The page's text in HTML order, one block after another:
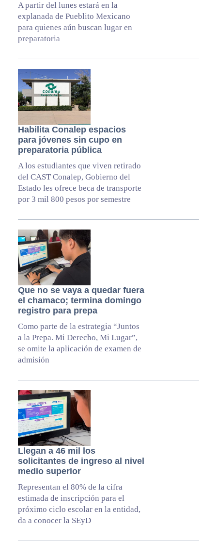
A partir del lunes estará en la
explanada de Pueblito Mexicano
para quienes aún buscan lugar en
preparatoria
Habilita Conalep espacios
para jóvenes sin cupo en
preparatoria pública
A los estudiantes que viven retirado
del CAST Conalep, Gobierno del
Estado les ofrece beca de transporte
por 3 mil 800 pesos por semestre
Que no se vaya a quedar fuera
el chamaco; termina domingo
registro para prepa
Como parte de la estrategia “Juntos
a la Prepa. Mi Derecho, Mi Lugar”,
se omite la aplicación de examen de
admisión
Llegan a 46 mil los
solicitantes de ingreso al nivel
medio superior
Representan el 80% de la cifra
estimada de inscripción para el
próximo ciclo escolar en la entidad,
da a conocer la SEyD